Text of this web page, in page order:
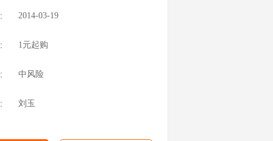
2014-03-19
1元起购
中风险
刘玉